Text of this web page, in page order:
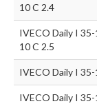
10 C 2.4
IVECO Daily I 35-
10 C 2.5
IVECO Daily I 35-
IVECO Daily I 35-